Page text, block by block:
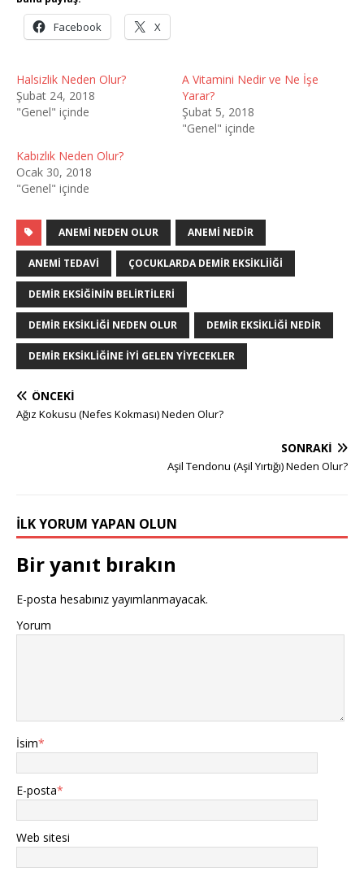
Facebook X
Halsizlik Neden Olur?
Şubat 24, 2018
"Genel" içinde
A Vitamini Nedir ve Ne İşe
Yarar?
Şubat 5, 2018
"Genel" içinde
Kabızlık Neden Olur?
Ocak 30, 2018
"Genel" içinde
ANEMI NEDEN OLUR ANEMI NEDIR
ANEMI TEDAVI ÇOCUKLARDA DEMIR EKSIKLIIĞI
DEMIR EKSIĞININ BELIRTILERI
DEMIR EKSIKLIĞI NEDEN OLUR DEMIR EKSIKLIĞI NEDIR
DEMIR EKSIKLIĞINE IYI GELEN YIYECEKLER
ÖNCEKI
Ağız Kokusu (Nefes Kokması) Neden Olur?
SONRAKI
Aşil Tendonu (Aşil Yırtığı) Neden Olur?
İLK YORUM YAPAN OLUN
Bir yanıt bırakın
E-posta hesabınız yayımlanmayacak.
Yorum
İsim*
E-posta*
Web sitesi